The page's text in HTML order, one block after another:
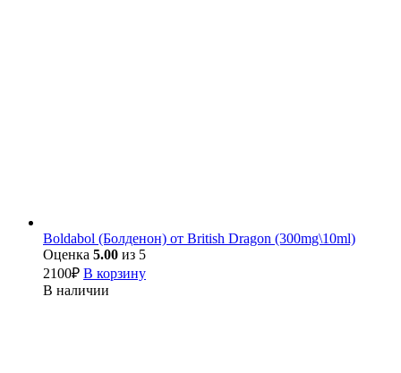
Boldabol (Болденон) от British Dragon (300mg\10ml)
Оценка 5.00 из 5
2100₽ В корзину
В наличии